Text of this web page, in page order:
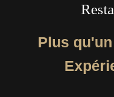
Plus